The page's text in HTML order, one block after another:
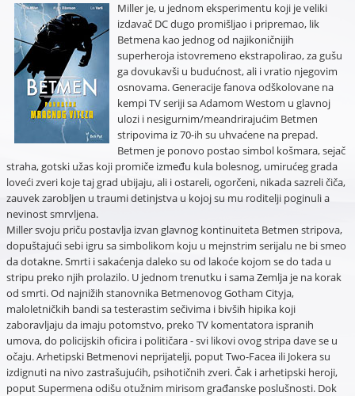
Miller je, u jednom eksperimentu koji je veliki
izdavač DC dugo promišljao i pripremao, lik
Betmena kao jednog od najikoničnijih
superheroja istovremeno ekstrapolirao, za gušu
ga dovukavši u budućnost, ali i vratio njegovim
osnovama. Generacije fanova odškolovane na
kempi TV seriji sa Adamom Westom u glavnoj
ulozi i nesigurnim/meandrirajućim Betmen
stripovima iz 70-ih su uhvaćene na prepad.
Betmen je ponovo postao simbol košmara, sejač
straha, gotski užas koji promiče između kula bolesnog, umirućeg grada
loveći zveri koje taj grad ubijaju, ali i ostareli, ogorčeni, nikada sazreli čiča,
zauvek zarobljen u traumi detinjstva u kojoj su mu roditelji poginuli a
nevinost smrvljena.
Miller svoju priču postavlja izvan glavnog kontinuiteta Betmen stripova,
dopuštajući sebi igru sa simbolikom koju u mejnstrim serijalu ne bi smeo
da dotakne. Smrti i sakaćenja daleko su od lakoće kojom se do tada u
stripu preko njih prolazilo. U jednom trenutku i sama Zemlja je na korak
od smrti. Od najnižih stanovnika Betmenovog Gotham Cityja,
maloletničkih bandi sa testerastim sečivima i bivših hipika koji
zaboravljaju da imaju potomstvo, preko TV komentatora ispranih
umova, do policijskih oficira i političara - svi likovi ovog stripa dave se u
očaju. Arhetipski Betmenovi neprijatelji, poput Two-Facea ili Jokera su
izdignuti na nivo zastrašujućih, psihotičnih zveri. Čak i arhetipski heroji,
poput Supermena odišu otužnim mirisom građanske poslušnosti. Dok